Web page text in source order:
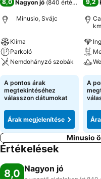
8,0 Nagyon jó (840 értékelés)
Minusio, Svájc
Klíma
Parkoló
Nemdohányzó szobák
Árak megjelenítése
A pontos árak
megtekintéséhez
válasszon dátumokat
Árak megjelenítése
9,2
A
Minusio
Értékelések
8,0 Nagyon jó